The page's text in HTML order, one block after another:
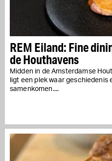
REM Eiland: Fine
de Houthavens
Midden in de Amsterdamse
ligt een plek waar geschiedenis
samenkomen....